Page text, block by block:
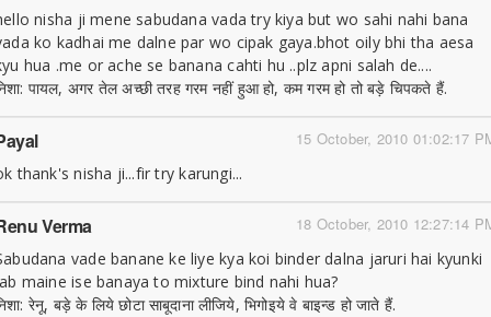
nisha ji mene sabudana vada try kiya but wo sahi nahi bana
ko kadhai me dalne par wo cipak gaya.bhot oily bhi tha aesa
hua .me or ache se banana cahti hu ..plz apni salah de....
पायल, अगर तेल अच्छी तरह गरम नहीं हुआ हो, कम गरम हो तो बड़े चिपकते हैं.
15 October, 2010 01:02:17
thank's nisha ji...fir try karungi...
18 October, 2010 12:27:14
Verma
vade banane ke liye kya koi binder dalna jaruri hai kyunki
maine ise banaya to mixture bind nahi hua?
रेनू, बड़े के लिये छोटा साबूदाना लीजिये, भिगोइये वे बाइन्ड हो जाते हैं.